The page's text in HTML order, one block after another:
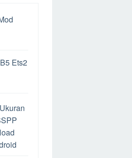
Ets2